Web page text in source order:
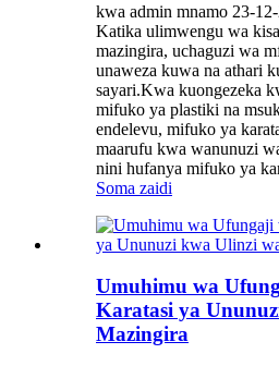
kwa admin mnamo 23-
Katika ulimwengu wa
mazingira, uchaguzi wa
unaweza kuwa na athari
sayari.Kwa kuongezeka
mifuko ya plastiki na
endelevu, mifuko ya
maarufu kwa wanunuzi
nini hufanya mifuko ya
Soma zaidi
Umuhimu wa
Karatasi ya
Mazingira